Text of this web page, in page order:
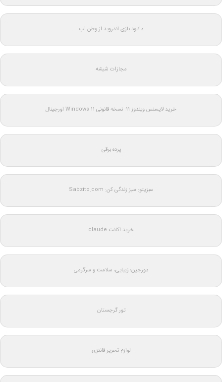
دانلود بازی اندروید از وطن اپ
مجازات شیشه
خرید لایسنس ویندوز 11: نسخه قانونی Windows 11 اورجینال
پرده برقی
سبزیتو: سبز زندگی کن: Sabzito.com
خرید اکانت claude
دورجین؛ زیبایی، سلامت و سرگرمی
تور گرجستان
لوازم تحریر فانتزی